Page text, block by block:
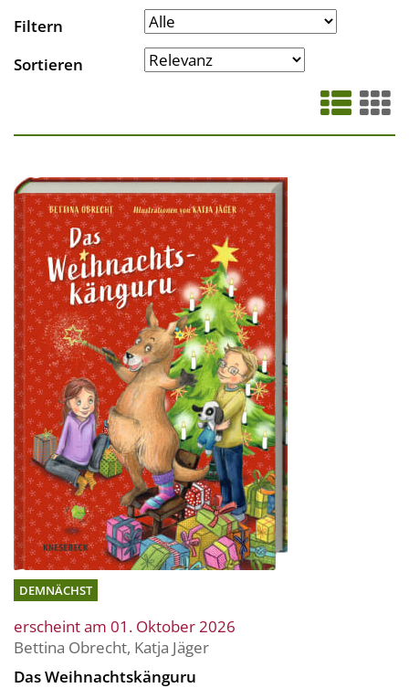
Filtern
Sortieren
DEMNÄCHST
erscheint am 01. Oktober 2026
Bettina Obrecht, Katja Jäger
Das Weihnachtskänguru